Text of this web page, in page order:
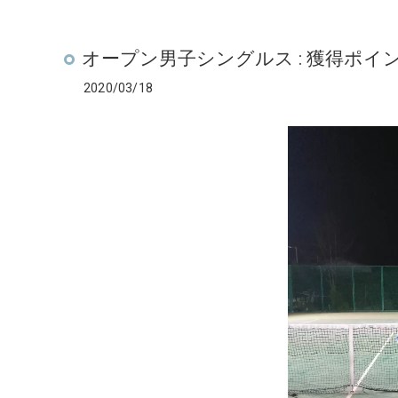
オープン男子シングルス : 獲得ポイ
2020/03/18